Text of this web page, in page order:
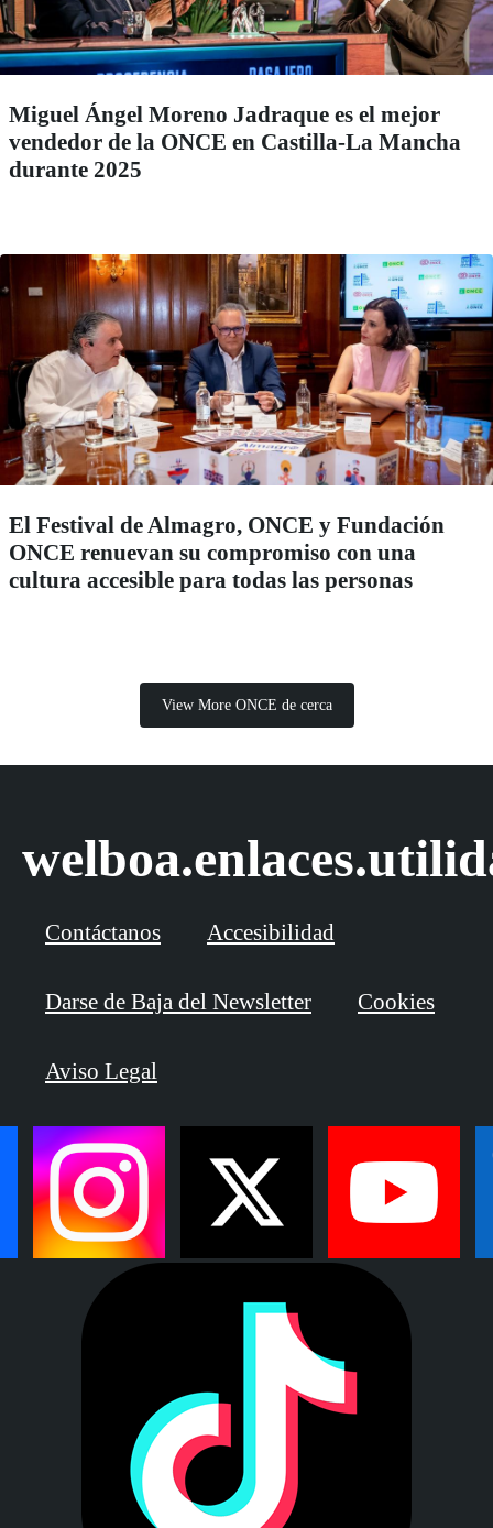
Miguel Ángel Moreno Jadraque es el mejor
vendedor de la ONCE en Castilla-La Mancha
durante 2025
El Festival de Almagro, ONCE y Fundación
ONCE renuevan su compromiso con una
cultura accesible para todas las personas
View More ONCE de cerca
Contáctanos Accesibilidad
Darse de Baja del Newsletter Cookies
Aviso Legal